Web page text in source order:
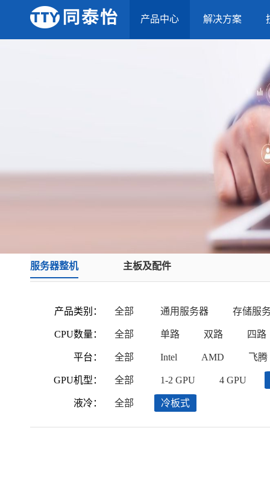
产品中心 解决方案
服务器整机 主板及配件
产品类别：
CPU数量：
平台：
GPU机型：
液冷：
全部 通用服务器 存储服
全部 单路 双路 四路
全部 Intel AMD 飞腾
全部 1-2 GPU 4 GPU
全部 冷板式